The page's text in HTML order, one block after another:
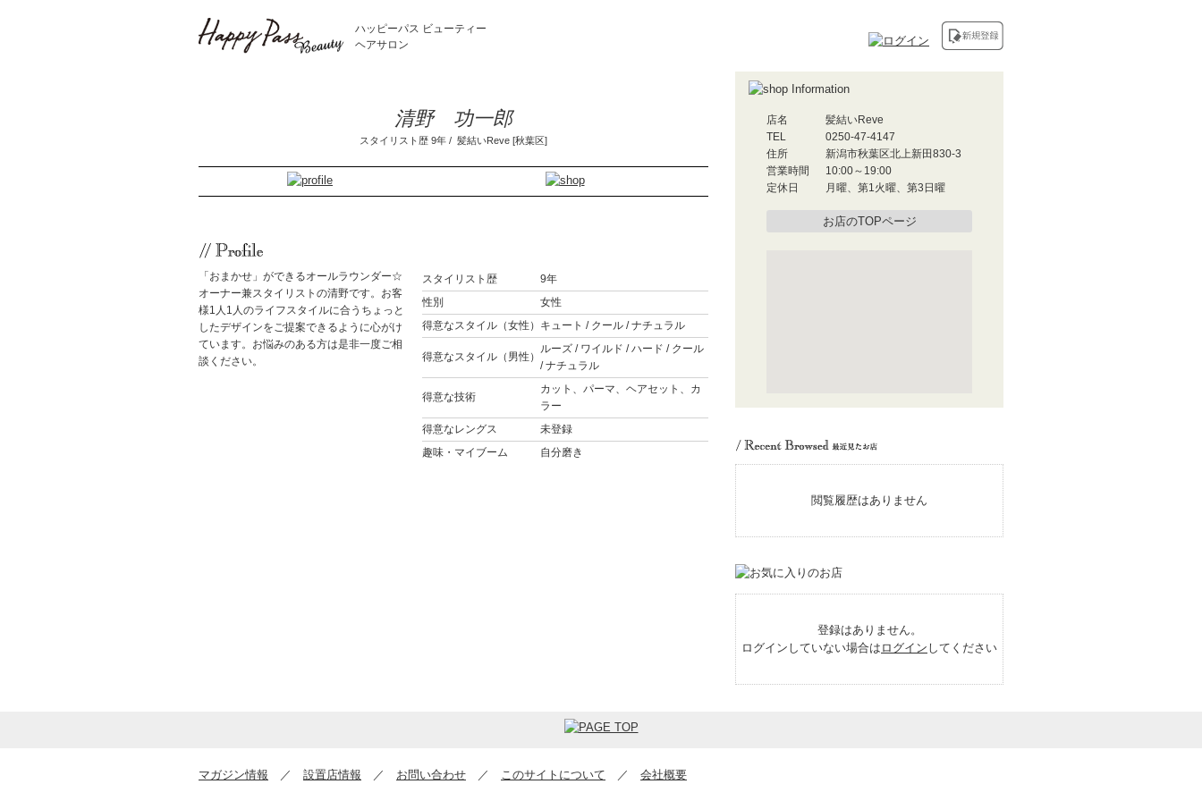
ハッピーパス ビューティー
ヘアサロン
清野 功一郎
スタイリスト歴 9年 / 髪結いReve [秋葉区]
「おまかせ」ができるオールラウンダー☆
オーナー兼スタイリストの清野です。お客
様1人1人のライフスタイルに合うちょっと
したデザインをご提案できるように心がけ
ています。お悩みのある方は是非一度ご相
談ください。
スタイリスト歴
9年
性別
女性
得意なスタイル（女性） キュート / クール / ナチュラル
得意なスタイル（男性）
ルーズ / ワイルド / ハード / クール
/ ナチュラル
得意な技術
カット、パーマ、ヘアセット、カ
ラー
得意なレングス
未登録
趣味・マイブーム
自分磨き
店名
髪結いReve
TEL
0250-47-4147
住所
新潟市秋葉区北上新田830-3
営業時間
10:00～19:00
定休日
月曜、第1火曜、第3日曜
お店のTOPページ
閲覧履歴はありません
登録はありません。
ログインしていない場合は ログイン してください
マガジン情報 ／ 設置店情報 ／ お問い合わせ ／ このサイトについて ／ 会社概要